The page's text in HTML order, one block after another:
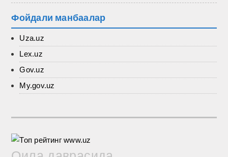
Фойдали манбаалар
Uza.uz
Lex.uz
Gov.uz
My.gov.uz